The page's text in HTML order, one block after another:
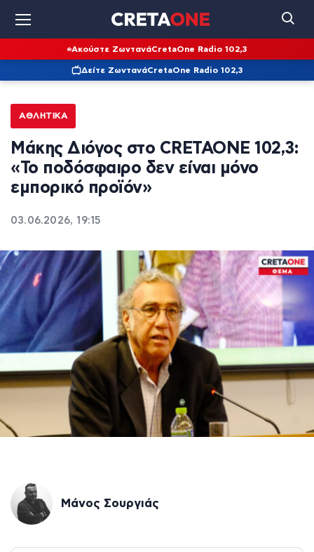
Ακούστε ΖωντανάCretaOne Radio 102,3
Δείτε ΖωντανάCretaOne Radio 102,3
ΑΘΛΗΤΙΚΆ
Μάκης Διόγος στο CRETAONE 102,3:
«Το ποδόσφαιρο δεν είναι μόνο
εμπορικό προϊόν»
03.06.2026, 19:15
Μάνος Σουργιάς